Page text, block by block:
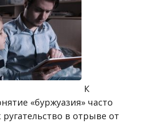
К
«буржуазия» часто
ругательство в отрыве от